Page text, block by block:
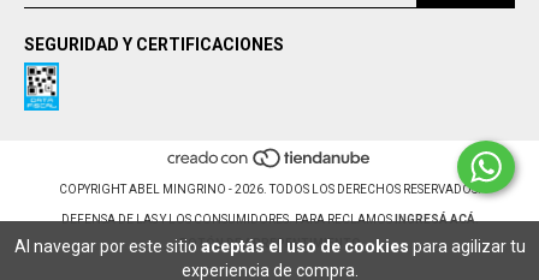
Al navegar por este sitio aceptás el uso de cookies para agilizar tu
experiencia de compra.
SEGURIDAD Y CERTIFICACIONES
COPYRIGHT ABEL MINGRINO - 2026. TODOS LOS DERECHOS RESERVADOS.
DEFENSA DE LAS Y LOS CONSUMIDORES. PARA RECLAMOSINGRESÁ ACÁ.
BOTÓN DE ARREPENTIMIENTO